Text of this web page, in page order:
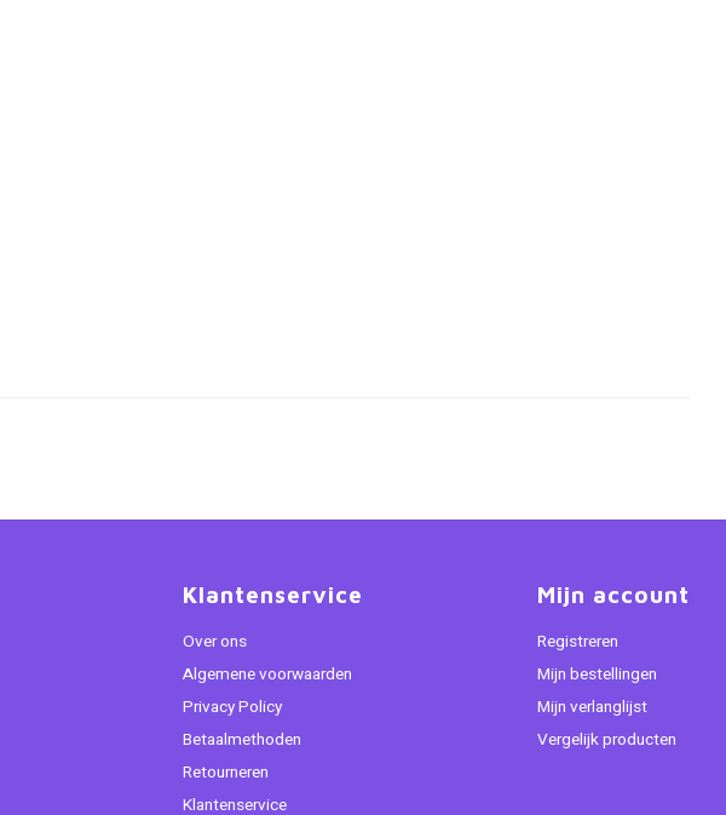
Klantenservice
Over ons
Algemene voorwaarden
Privacy Policy
Betaalmethoden
Retourneren
Klantenservice
Mijn account
Registreren
Mijn bestellingen
Mijn verlanglijst
Vergelijk producten